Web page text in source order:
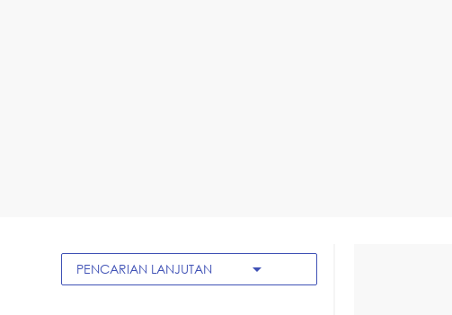
PENCARIAN LANJUTAN arrow_drop_down